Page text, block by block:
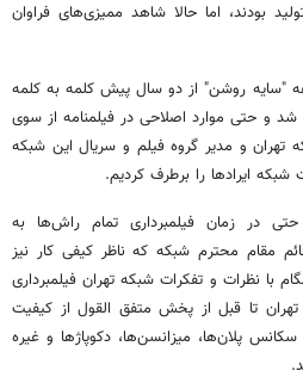
بودند، اما حالا شاهد ممیزی‌های فراوان
"سایه روشن" از دو سال پیش کلمه به کلمه
و حتی موارد اصلاحی در فیلمنامه از سوی
تهران و مدیر گروه فیلم و سریال این شبکه
ایرادها را برطرف کردیم.
در زمان فیلمبرداری تمام راش‌ها به
مقام محترم شبکه که ناظر کیفی کار نیز
با نظرات و تفکرات شبکه تهران فیلمبرداری
تا قبل از پخش متفق القول از کیفیت
سکانس پلان‌ها، میزانسن‌ها، دکوپاژها و غیره